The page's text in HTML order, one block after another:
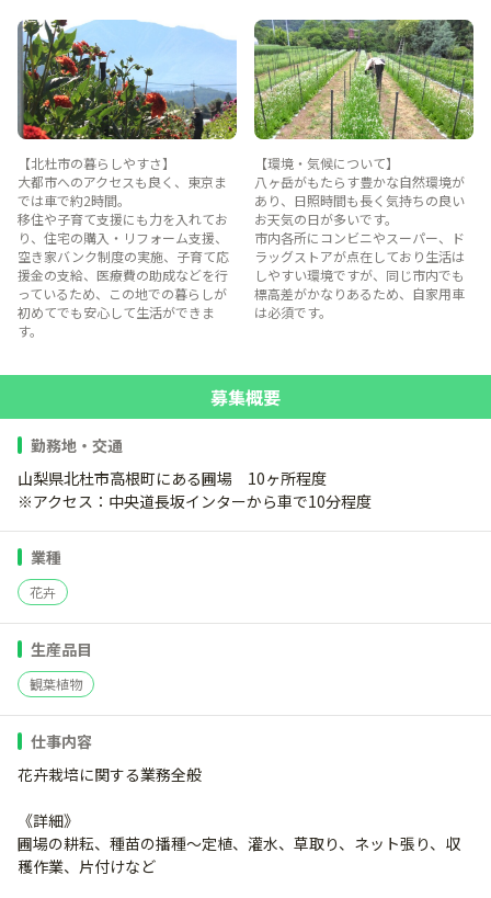
【北杜市の暮らしやすさ】
大都市へのアクセスも良く、東京ま
では車で約2時間。
移住や子育て支援にも力を入れてお
り、住宅の購入・リフォーム支援、
空き家バンク制度の実施、子育て応
援金の支給、医療費の助成などを行
っているため、この地での暮らしが
初めてでも安心して生活ができま
す。
【環境・気候について】
八ヶ岳がもたらす豊かな自然環境が
あり、日照時間も長く気持ちの良い
お天気の日が多いです。
市内各所にコンビニやスーパー、ド
ラッグストアが点在しており生活は
しやすい環境ですが、同じ市内でも
標高差がかなりあるため、自家用車
は必須です。
募集概要
勤務地・交通
山梨県北杜市高根町にある圃場 10ヶ所程度
※アクセス：中央道長坂インターから車で10分程度
業種
花卉
生産品目
観葉植物
仕事内容
花卉栽培に関する業務全般
《詳細》
圃場の耕耘、種苗の播種～定植、灌水、草取り、ネット張り、収
穫作業、片付けなど